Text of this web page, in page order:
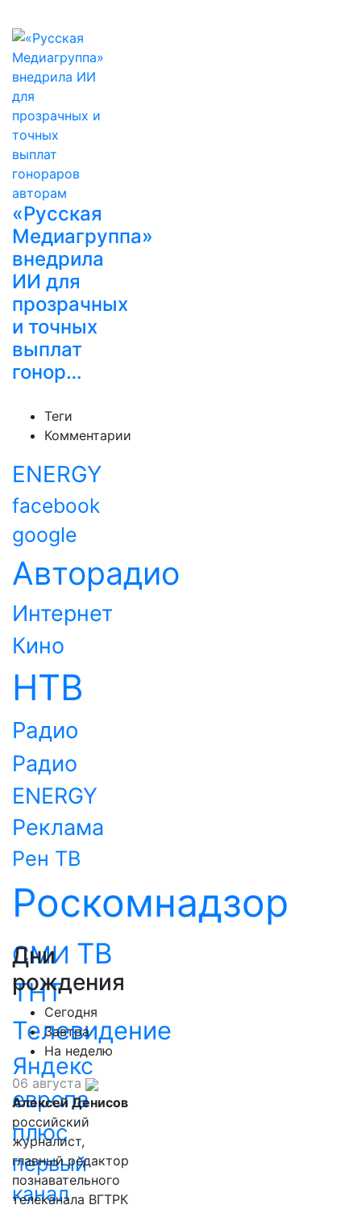
«Русская
Медиагруппа»
внедрила
ИИ для
прозрачных
и точных
выплат
гонор…
Теги
Комментарии
ENERGY
facebook
google
Авторадио
Интернет
Кино
НТВ
Радио
Радио
ENERGY
Реклама
Рен ТВ
Роскомнадзор
СМИ ТВ
ТНТ
Телевидение
Яндекс
европа
плюс
первый
канал
Дни
рождения
Сегодня
Завтра
На неделю
06 августа
Алексей Денисов
российский
журналист,
главный редактор
познавательного
телеканала ВГТРК